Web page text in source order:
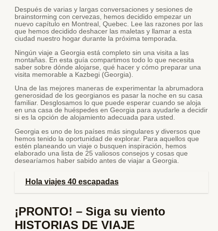
Después de varias y largas conversaciones y sesiones de
brainstorming con cervezas, hemos decidido empezar un
nuevo capítulo en Montreal, Quebec. Lee las razones por las
que hemos decidido deshacer las maletas y llamar a esta
ciudad nuestro hogar durante la próxima temporada.
Ningún viaje a Georgia está completo sin una visita a las
montañas. En esta guía compartimos todo lo que necesita
saber sobre dónde alojarse, qué hacer y cómo preparar una
visita memorable a Kazbegi (Georgia).
Una de las mejores maneras de experimentar la abrumadora
generosidad de los georgianos es pasar la noche en su casa
familiar. Desglosamos lo que puede esperar cuando se aloja
en una casa de huéspedes en Georgia para ayudarle a decidir
si es la opción de alojamiento adecuada para usted.
Georgia es uno de los países más singulares y diversos que
hemos tenido la oportunidad de explorar. Para aquellos que
estén planeando un viaje o busquen inspiración, hemos
elaborado una lista de 25 valiosos consejos y cosas que
desearíamos haber sabido antes de viajar a Georgia.
Hola viajes 40 escapadas
¡PRONTO! – Siga su viento
HISTORIAS DE VIAJE